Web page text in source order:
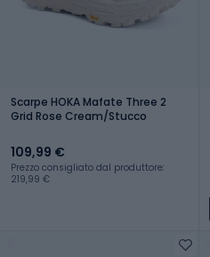
Scarpe HOKA Mafate Three 2
Grid Rose Cream/Stucco
109,99 €
Prezzo consigliato dal produttore:
219,99 €